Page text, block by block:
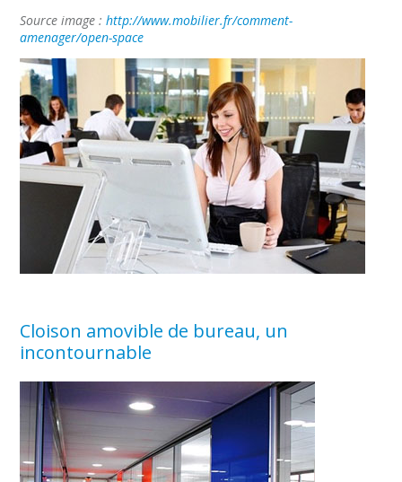
Source image :http://www.mobilier.fr/comment-
amenager/open-space
Cloison amovible de bureau, un
incontournable